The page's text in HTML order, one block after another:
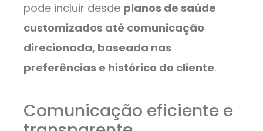
pode incluir desde planos de saúde
customizados até comunicação
direcionada, baseada nas
preferências e histórico do cliente.
Comunicação eficiente e